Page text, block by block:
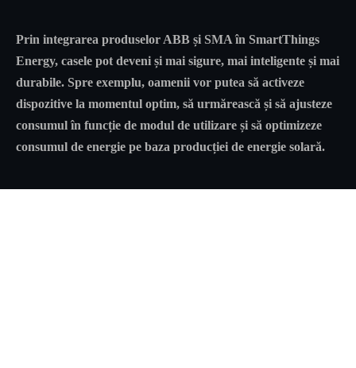
Prin integrarea produselor ABB și SMA în SmartThings
Energy, casele pot deveni și mai sigure, mai inteligente și mai
durabile. Spre exemplu, oamenii vor putea să activeze
dispozitive la momentul optim, să urmărească și să ajusteze
consumul în funcție de modul de utilizare și să optimizeze
consumul de energie pe baza producției de energie solară.